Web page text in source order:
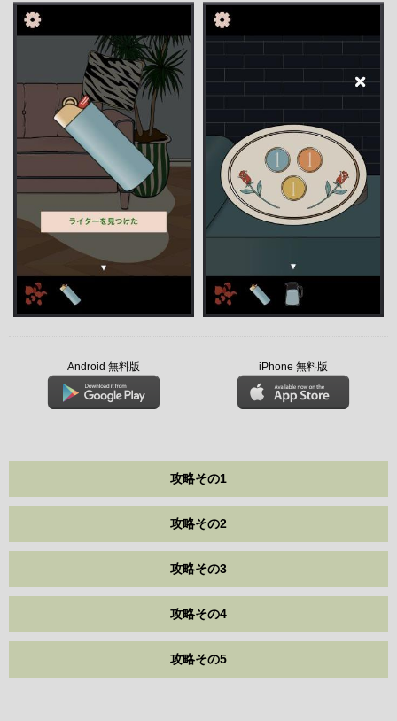
Android 無料版 iPhone 無料版
攻略その1
攻略その2
攻略その3
攻略その4
攻略その5